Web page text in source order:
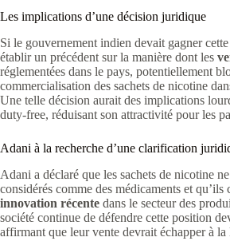
Les implications d’une décision juridique
Si le gouvernement indien devait gagner
établir un précédent sur la manière dont les
réglementées dans le pays, potentiellement
commercialisation des sachets de nicotine
Une telle décision aurait des implications
duty-free, réduisant son attractivité pour les
Adani à la recherche d’une clarification
Adani a déclaré que les sachets de nicotine
considérés comme des médicaments et qu’ils
innovation récente dans le secteur des
société continue de défendre cette position
affirmant que leur vente devrait échapper à la